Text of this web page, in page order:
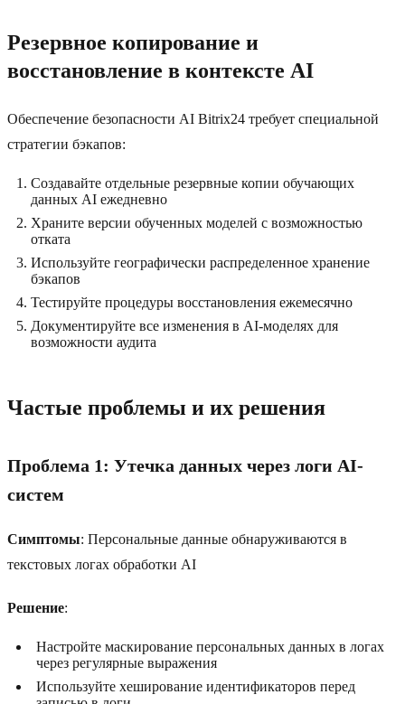
Резервное копирование и
восстановление в контексте AI
Обеспечение безопасности AI Bitrix24 требует специальной
стратегии бэкапов:
Создавайте отдельные резервные копии обучающих
данных AI ежедневно
Храните версии обученных моделей с возможностью
отката
Используйте географически распределенное хранение
бэкапов
Тестируйте процедуры восстановления ежемесячно
Документируйте все изменения в AI-моделях для
возможности аудита
Частые проблемы и их решения
Проблема 1: Утечка данных через логи AI-
систем
Симптомы: Персональные данные обнаруживаются в
текстовых логах обработки AI
Решение:
Настройте маскирование персональных данных в логах
через регулярные выражения
Используйте хеширование идентификаторов перед